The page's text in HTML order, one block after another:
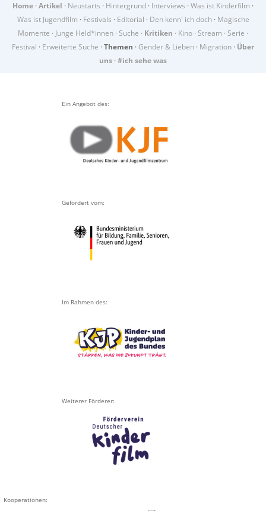
Home · Artikel · Neustarts · Hintergrund · Interviews · Was ist Kinderfilm ·
Was ist Jugendfilm · Festivals · Editorial · Den kenn' ich doch· Magische
Momente · Junge Held*innen · Suche · Kritiken · Kino · Stream · Serie ·
Festival · Erweiterte Suche · Themen · Gender & Lieben · Migration · Über
uns · #ich sehe was
Ein Angebot des:
Gefördert vom:
Im Rahmen des:
Weiterer Förderer:
Kooperationen: